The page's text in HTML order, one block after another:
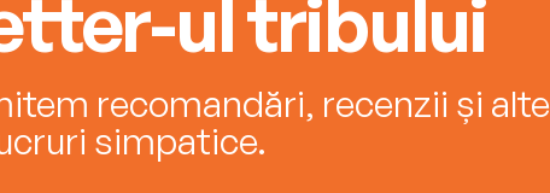
ul tribului
recomandări, recenzii și alte
simpatice.